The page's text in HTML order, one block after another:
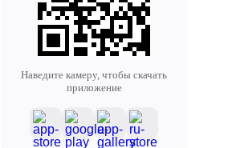
Наведите камеру, чтобы скачать
приложение